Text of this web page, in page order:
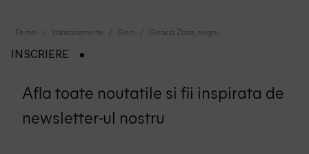
Femei Imbracaminte Geci Geaca Zara, negru
INSCRIERE
Afla toate noutatile si fii inspirata de
newsletter-ul nostru